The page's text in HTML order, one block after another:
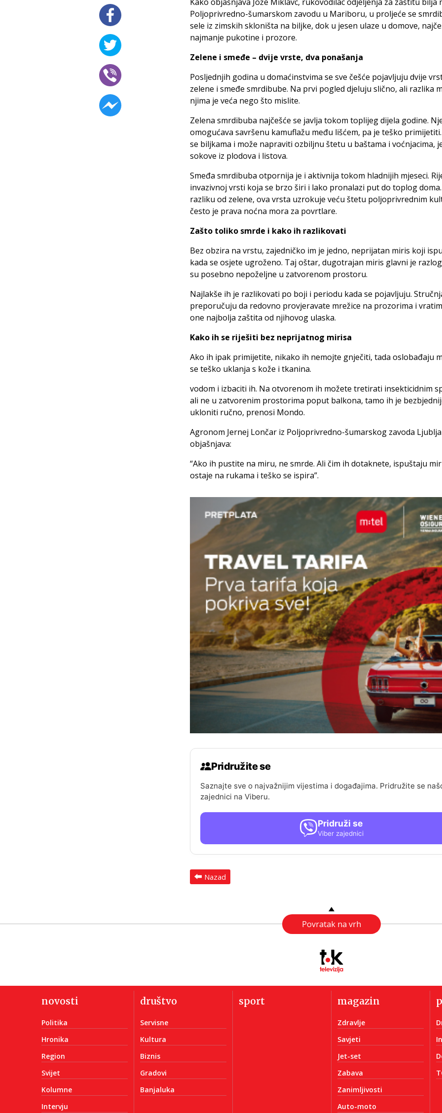
Poljoprivredno-šumarskom zavodu u Mariboru, u proljeće se
sele iz zimskih skloništa na biljke, dok u jesen ulaze u domove,
najmanje pukotine i prozore.
Zelene i smeđe – dvije vrste, dva ponašanja
Posljednjih godina u domaćinstvima se sve češće pojavljuju dvije
zelene i smeđe smrdibube. Na prvi pogled djeluju slično, ali razlika
njima je veća nego što mislite.
Zelena smrdibuba najčešće se javlja tokom toplijeg dijela godine.
omogućava savršenu kamuflažu među lišćem, pa je teško
se biljkama i može napraviti ozbiljnu štetu u baštama i voćnjacima,
sokove iz plodova i listova.
Smeđa smrdibuba otpornija je i aktivnija tokom hladnijih mjeseci.
invazivnoj vrsti koja se brzo širi i lako pronalazi put do toplog
razliku od zelene, ova vrsta uzrokuje veću štetu poljoprivrednim
često je prava noćna mora za povrtlare.
Zašto toliko smrde i kako ih razlikovati
Bez obzira na vrstu, zajedničko im je jedno, neprijatan miris koji
kada se osjete ugroženo. Taj oštar, dugotrajan miris glavni je
su posebno nepoželjne u zatvorenom prostoru.
Najlakše ih je razlikovati po boji i periodu kada se pojavljuju.
preporučuju da redovno provjeravate mrežice na prozorima i
one najbolja zaštita od njihovog ulaska.
Kako ih se riješiti bez neprijatnog mirisa
Ako ih ipak primijetite, nikako ih nemojte gnječiti, tada oslobađaju
se teško uklanja s kože i tkanina.
vodom i izbaciti ih. Na otvorenom ih možete tretirati insekticidnim
ali ne u zatvorenim prostorima poput balkona, tamo ih je
ukloniti ručno, prenosi Mondo.
Agronom Jernej Lončar iz Poljoprivredno-šumarskog zavoda
objašnjava:
“Ako ih pustite na miru, ne smrde. Ali čim ih dotaknete, ispuštaju
ostaje na rukama i teško se ispira”.
Pridružite se
Saznajte sve o najvažnijim vijestima i događajima. Pridružite se
zajednici na Viberu.
Pridruži se
Viber zajednici
Nazad
Povratak na vrh
novosti
Politika
Hronika
Region
Svijet
Kolumne
Intervju
društvo
Servisne
Kultura
Biznis
Gradovi
Banjaluka
sport magazin
Zdravlje
Savjeti
Jet-set
Zabava
Zanimljivosti
Auto-moto